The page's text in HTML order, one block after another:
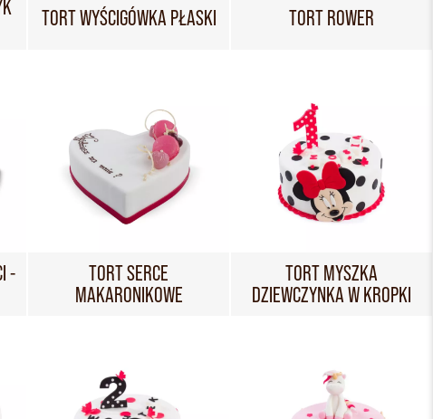
TORT WYŚCIGÓWKA PŁASKI TORT ROWER
-
TORT SERCE
MAKARONIKOWE
TORT MYSZKA
DZIEWCZYNKA W KROPKI